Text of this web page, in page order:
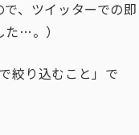
、ツイッターでの即
…。）
絞り込むこと」で